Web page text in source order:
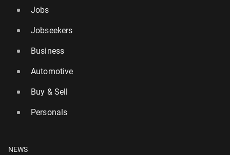
Jobs
Jobseekers
Business
Automotive
Buy & Sell
Personals
NEWS